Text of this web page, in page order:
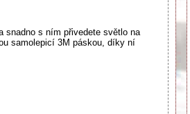
s ním přivedete světlo na
samolepicí 3M páskou, díky ní